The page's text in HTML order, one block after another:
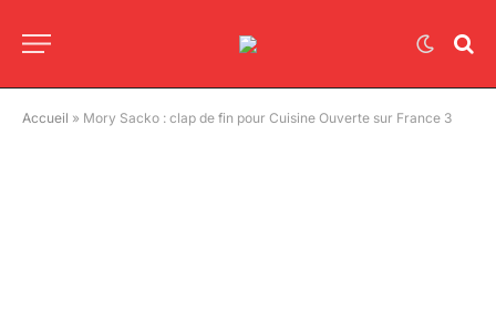
Accueil » Mory Sacko : clap de fin pour Cuisine Ouverte sur France 3